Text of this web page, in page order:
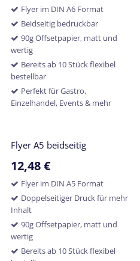
Flyer im DIN A6 Format
Beidseitig bedruckbar
90g Offsetpapier, matt und
wertig
Bereits ab 10 Stück flexibel
bestellbar
Perfekt für Gastro,
Einzelhandel, Events & mehr
Flyer A5 beidseitig
12,48€
Flyer im DIN A5 Format
Doppelseitiger Druck für mehr
Inhalt
90g Offsetpapier, matt und
wertig
Bereits ab 10 Stück flexibel